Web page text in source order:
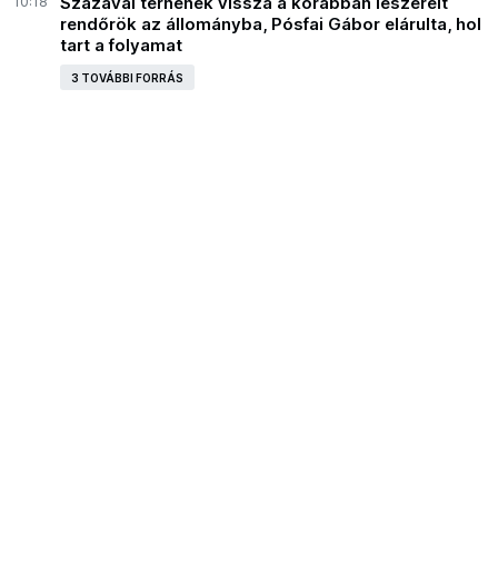
rendőrök az állományba, Pósfai Gábor elárulta, hol
tart a folyamat
3 TOVÁBBI FORRÁS